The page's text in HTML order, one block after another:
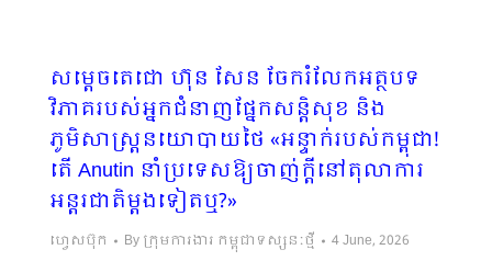
សម្តេចតេជោ ហ៊ុន សែន ចែករំលែកអត្ថបទ
វិភាគរបស់អ្នកជំនាញផ្នែកសន្តិសុខ និង
ភូមិសាស្ត្រនយោបាយថៃ «អន្ទាក់​របស់កម្ពុជា!
តើ Anutin នាំប្រទេសឱ្យចាញ់ក្តីនៅ​តុលាការ​
អន្តរជាតិម្តងទៀតឬ?»
ហ្វេសប៊ុក By ក្រុមការងារ កម្ពុជាទស្សនៈថ្មី 4 June, 2026